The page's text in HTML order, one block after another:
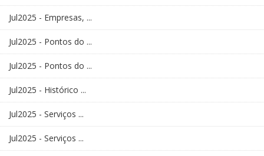
Jul2025 - Empresas, ...
Jul2025 - Pontos do ...
Jul2025 - Pontos do ...
Jul2025 - Histórico ...
Jul2025 - Serviços ...
Jul2025 - Serviços ...